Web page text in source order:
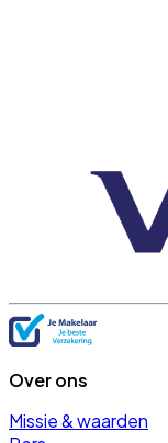
Over ons
Missie & waarden